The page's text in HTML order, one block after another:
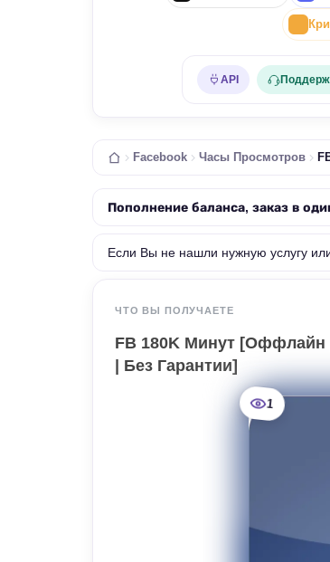
API
Facebook Часы Просмотров
Пополнение баланса, заказ в
Если Вы не нашли нужную услугу
ЧТО ВЫ ПОЛУЧАЕТЕ
FB 180K Минут [Оффлайн
| Без Гарантии]
1